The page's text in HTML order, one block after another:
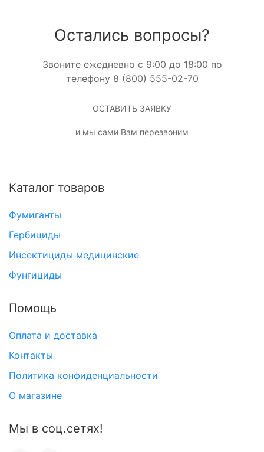
Остались вопросы?
Звоните ежедневно с 9:00 до 18:00 по
телефону 8 (800) 555-02-70
ОСТАВИТЬ ЗАЯВКУ
и мы сами Вам перезвоним
Каталог товаров
Фумиганты
Гербициды
Инсектициды медицинские
Фунгициды
Помощь
Оплата и доставка
Контакты
Политика конфиденциальности
О магазине
Мы в соц.сетях!